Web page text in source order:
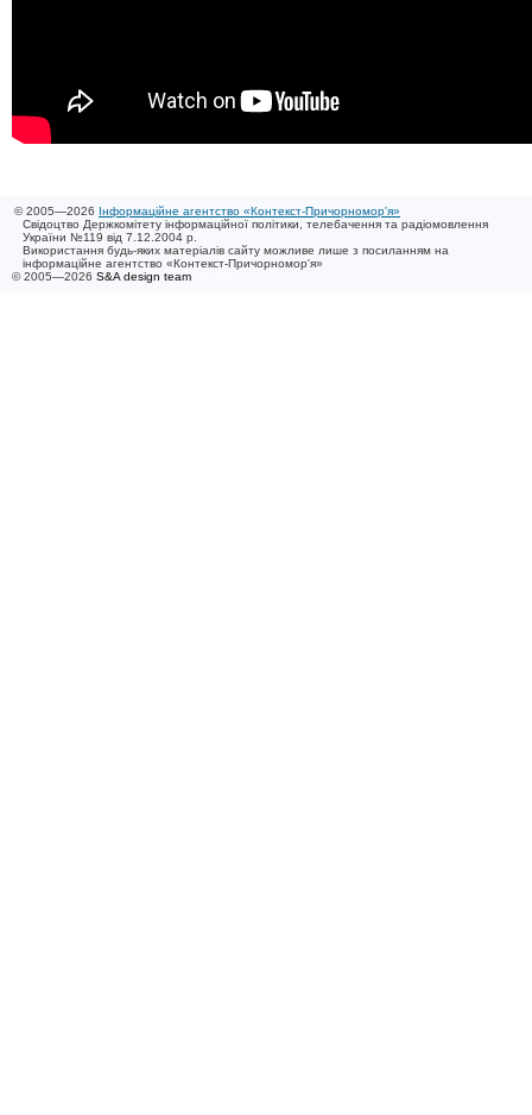
© 2005—2026 Інформаційне агентство «Контекст-Причорномор'я»
Свідоцтво Держкомітету інформаційної політики, телебачення та радіомовлення
України №119 від 7.12.2004 р.
Використання будь-яких матеріалів сайту можливе лише з посиланням на
інформаційне агентство «Контекст-Причорномор'я»
© 2005—2026 S&A design team